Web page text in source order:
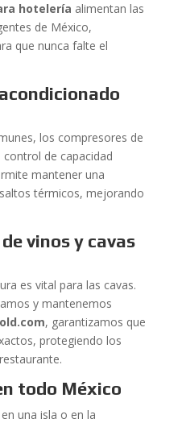
hotelería alimentan las
de México,
que nunca falte el
los compresores de
de capacidad
mantener una
térmicos, mejorando
vinos y cavas
es vital para las cavas.
y mantenemos
, garantizamos que
protegiendo los
todo México
una isla o en la